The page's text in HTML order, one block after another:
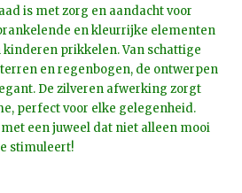
is met zorg en aandacht voor
en kleurrijke elementen
prikkelen. Van schattige
en regenbogen, de ontwerpen
De zilveren afwerking zorgt
perfect voor elke gelegenheid.
een juweel dat niet alleen mooi
stimuleert!